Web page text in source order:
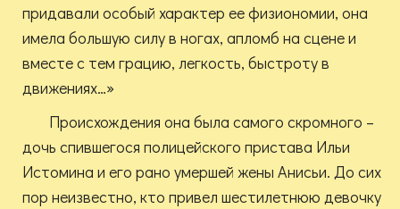
придавали особый характер ее физиономии, она
имела большую силу в ногах, апломб на сцене и
вместе с тем грацию, легкость, быстроту в
движениях…»
Происхождения она была самого скромного –
дочь спившегося полицейского пристава Ильи
Истомина и его рано умершей жены Анисьи. До сих
пор неизвестно, кто привел шестилетнюю девочку